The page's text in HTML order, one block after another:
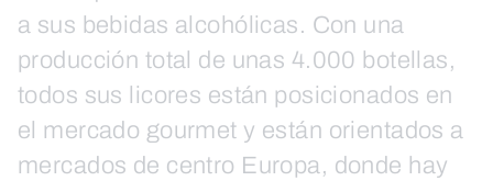
a sus bebidas alcohólicas. Con una
producción total de unas 4.000 botellas,
todos sus licores están posicionados en
el mercado gourmet y están orientados a
mercados de centro Europa, donde hay